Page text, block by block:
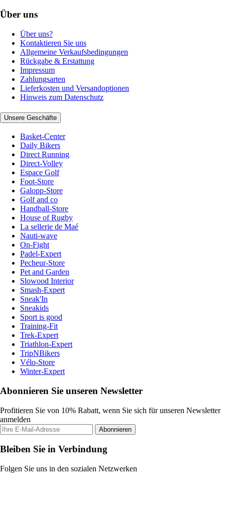
Über uns
Über uns?
Kontaktieren Sie uns
Allgemeine Verkaufsbedingungen
Rückgabe & Erstattung
Impressum
Zahlungsarten
Lieferkosten und Versandoptionen
Hinweis zum Datenschutz
Unsere Geschäfte
Basket-Center
Daily Bikers
Direct Running
Direct-Volley
Espace Golf
Foot-Store
Galopp-Store
Golf and co
Handball-Store
House of Rugby
La sellerie de Maé
Nauti-wave
On-Fight
Padel-Expert
Pecheur-Store
Pet and Garden
Slowood Interior
Smash-Expert
Sneak'In
Sneakids
Sport is good
Training-Fit
Trek-Expert
Triathlon-Expert
TripNBikers
Vélo-Store
Winter-Expert
Abonnieren Sie unseren Newsletter
Profitieren Sie von 10% Rabatt, wenn Sie sich für unseren Newsletter
anmelden
Abonnieren
Bleiben Sie in Verbindung
Folgen Sie uns in den sozialen Netzwerken